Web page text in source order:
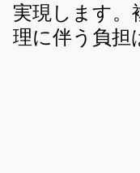
実現します。
理に伴う負担